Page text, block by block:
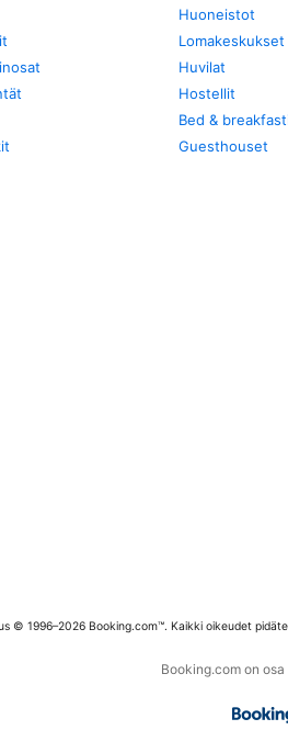
Huoneistot
Lomakeskukset
Huvilat
Hostellit
Bed &
Guesthouset
© 1996–2026 Booking.com™. Kaikki oikeudet
Booking.com on